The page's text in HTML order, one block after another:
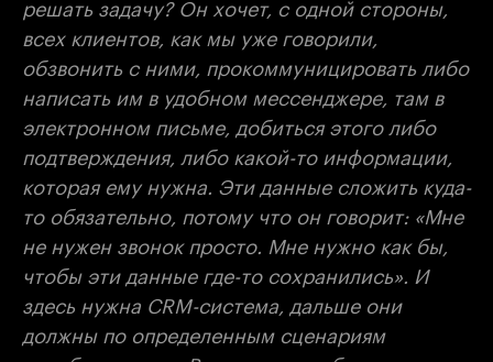
всех клиентов, как мы уже говорили,
обзвонить с ними, прокоммуницировать либо
написать им в удобном мессенджере, там в
электронном письме, добиться этого либо
подтверждения, либо какой-то информации,
которая ему нужна. Эти данные сложить куда-
то обязательно, потому что он говорит: «Мне
не нужен звонок просто. Мне нужно как бы,
чтобы эти данные где-то сохранились». И
здесь нужна CRM-система, дальше они
должны по определенным сценариям